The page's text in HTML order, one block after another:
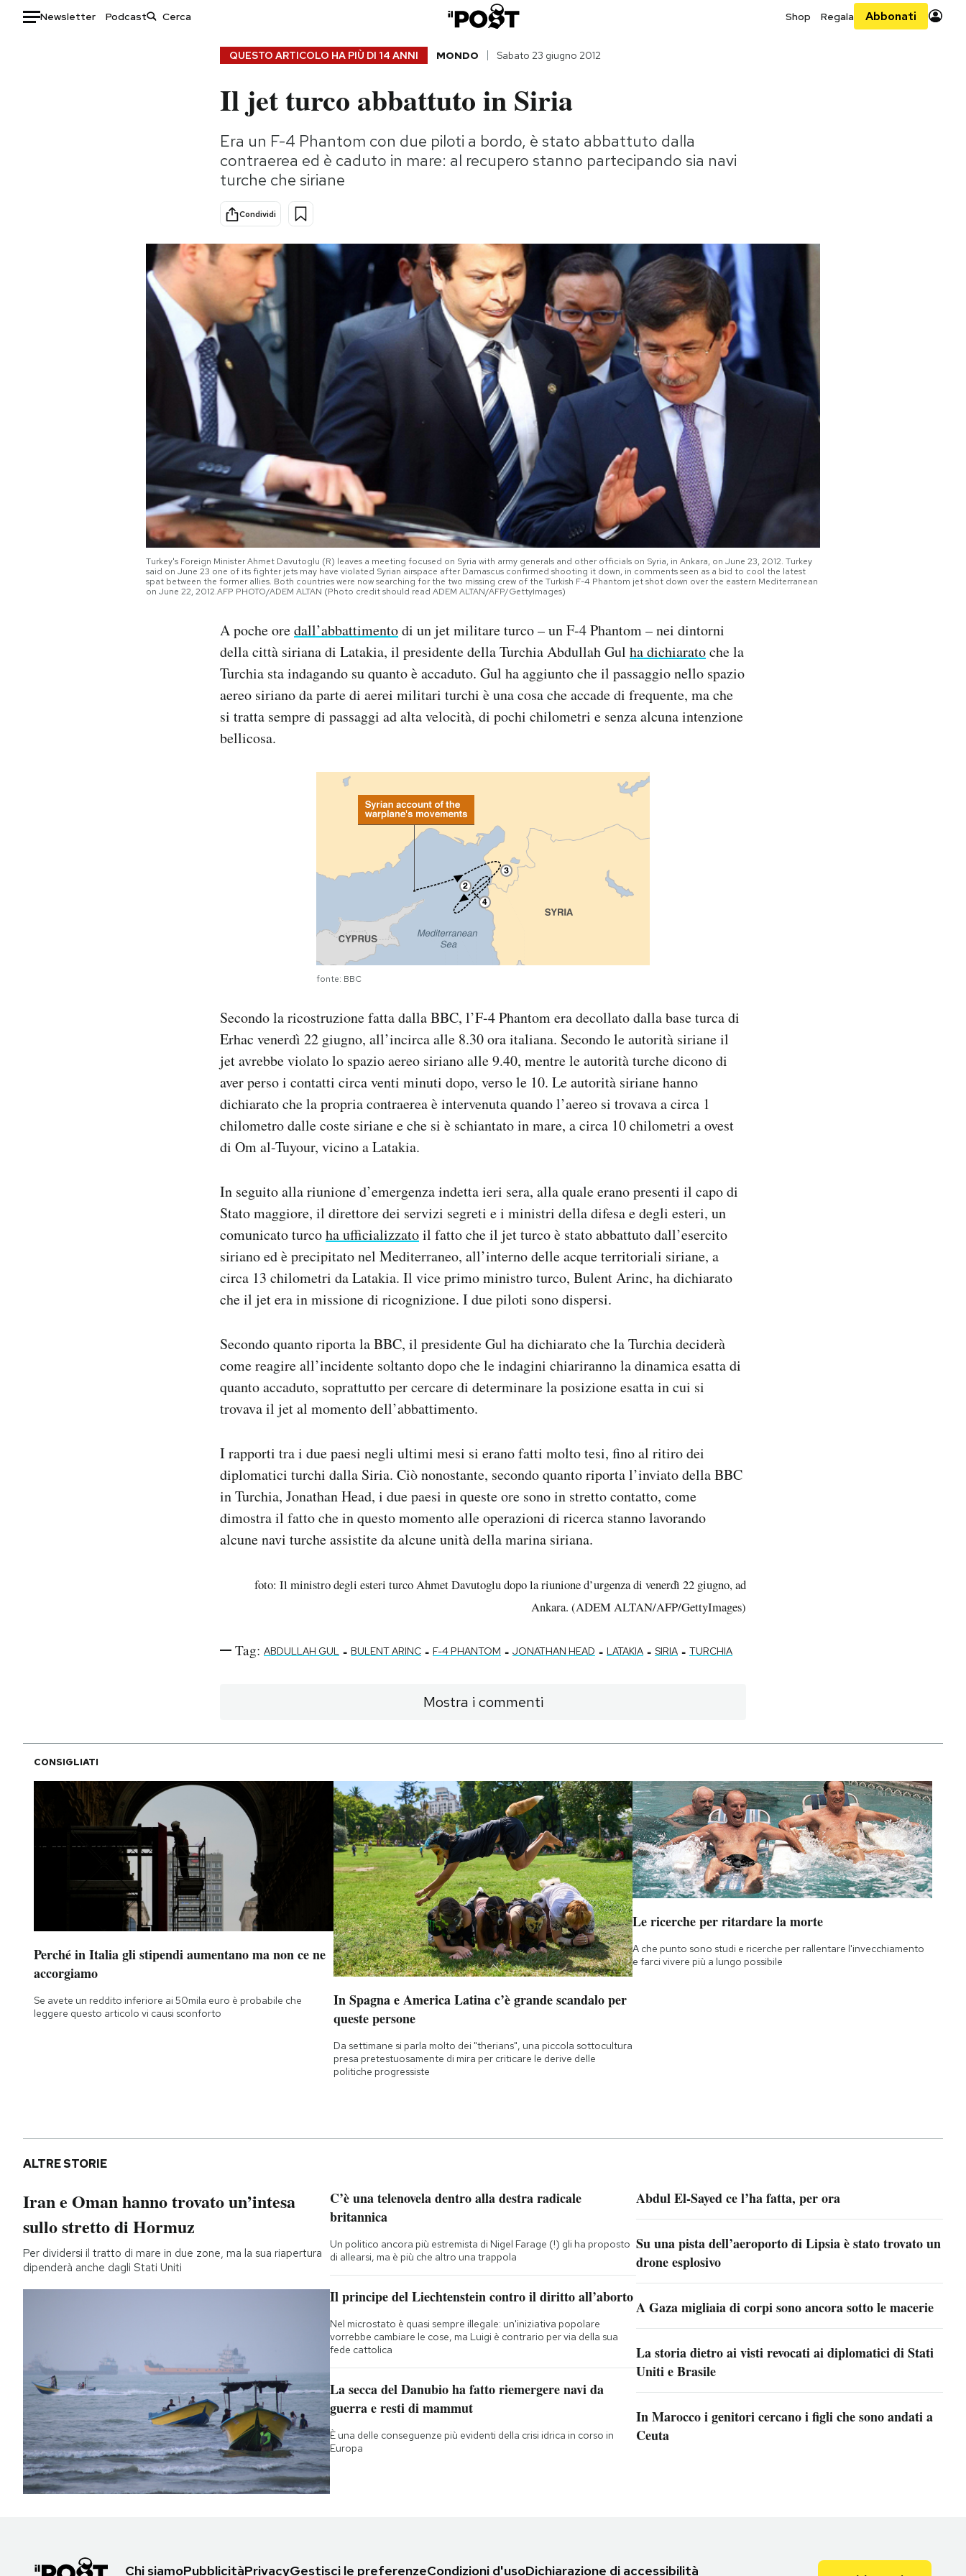
Newsletter Podcast Shop Regala Abbonati
Consumismi
Storie/Idee
Ok Boomer!
Europa
Altrecose
Mondiali calcio 2026
AREA PERSONALE
QUESTO ARTICOLO HA PIÙ DI 14 ANNI MONDO Sabato 23 giugno 2012
Il jet turco abbattuto in Siria
Era un F-4 Phantom con due piloti a bordo, è stato abbattuto dalla
contraerea ed è caduto in mare: al recupero stanno partecipando sia navi
turche che siriane
Condividi
Turkey's Foreign Minister Ahmet Davutoglu (R) leaves a meeting focused on Syria with army generals and other officials on Syria, in Ankara, on June 23, 2012. Turkey
said on June 23 one of its fighter jets may have violated Syrian airspace after Damascus confirmed shooting it down, in comments seen as a bid to cool the latest
spat between the former allies. Both countries were now searching for the two missing crew of the Turkish F-4 Phantom jet shot down over the eastern Mediterranean
on June 22, 2012.AFP PHOTO/ADEM ALTAN (Photo credit should read ADEM ALTAN/AFP/GettyImages)
A poche oredall’abbattimentodi un jet militare turco – un F-4 Phantom – nei dintorni
della città siriana di Latakia, il presidente della Turchia Abdullah Gul ha dichiaratoche la
Turchia sta indagando su quanto è accaduto. Gul ha aggiunto che il passaggio nello spazio
aereo siriano da parte di aerei militari turchi è una cosa che accade di frequente, ma che
si tratta sempre di passaggi ad alta velocità, di pochi chilometri e senza alcuna intenzione
bellicosa.
fonte: BBC
Secondo la ricostruzione fatta dalla BBC, l’F-4 Phantom era decollato dalla base turca di
Erhac venerdì 22 giugno, all’incirca alle 8.30 ora italiana. Secondo le autorità siriane il
jet avrebbe violato lo spazio aereo siriano alle 9.40, mentre le autorità turche dicono di
aver perso i contatti circa venti minuti dopo, verso le 10. Le autorità siriane hanno
dichiarato che la propria contraerea è intervenuta quando l’aereo si trovava a circa 1
chilometro dalle coste siriane e che si è schiantato in mare, a circa 10 chilometri a ovest
di Om al-Tuyour, vicino a Latakia.
In seguito alla riunione d’emergenza indetta ieri sera, alla quale erano presenti il capo di
Stato maggiore, il direttore dei servizi segreti e i ministri della difesa e degli esteri, un
comunicato turcoha ufficializzatoil fatto che il jet turco è stato abbattuto dall’esercito
siriano ed è precipitato nel Mediterraneo, all’interno delle acque territoriali siriane, a
circa 13 chilometri da Latakia. Il vice primo ministro turco, Bulent Arinc, ha dichiarato
che il jet era in missione di ricognizione. I due piloti sono dispersi.
Secondo quanto riporta la BBC, il presidente Gul ha dichiarato che la Turchia deciderà
come reagire all’incidente soltanto dopo che le indagini chiariranno la dinamica esatta di
quanto accaduto, soprattutto per cercare di determinare la posizione esatta in cui si
trovava il jet al momento dell’abbattimento.
I rapporti tra i due paesi negli ultimi mesi si erano fatti molto tesi, fino al ritiro dei
diplomatici turchi dalla Siria. Ciò nonostante, secondo quanto riporta l’inviato della BBC
in Turchia, Jonathan Head, i due paesi in queste ore sono in stretto contatto, come
dimostra il fatto che in questo momento alle operazioni di ricerca stanno lavorando
alcune navi turche assistite da alcune unità della marina siriana.
foto: Il ministro degli esteri turco Ahmet Davutoglu dopo la riunione d’urgenza di venerdì 22 giugno, ad
Ankara. (ADEM ALTAN/AFP/GettyImages)
Tag: ABDULLAH GUL - BULENT ARINC - F-4 PHANTOM - JONATHAN HEAD - LATAKIA - SIRIA - TURCHIA
Mostra i commenti
CONSIGLIATI
Perché in Italia gli stipendi aumentano ma non ce ne
accorgiamo
Se avete un reddito inferiore ai 50mila euro è probabile che
leggere questo articolo vi causi sconforto
In Spagna e America Latina c’è grande scandalo per
queste persone
Da settimane si parla molto dei "therians", una piccola sottocultura
presa pretestuosamente di mira per criticare le derive delle
politiche progressiste
Le ricerche per ritardare la morte
A che punto sono studi e ricerche per rallentare l'invecchiamento
e farci vivere più a lungo possibile
ALTRE STORIE
Iran e Oman hanno trovato un’intesa
sullo stretto di Hormuz
Per dividersi il tratto di mare in due zone, ma la sua riapertura
dipenderà anche dagli Stati Uniti
C’è una telenovela dentro alla destra radicale
britannica
Un politico ancora più estremista di Nigel Farage (!) gli ha proposto
di allearsi, ma è più che altro una trappola
Il principe del Liechtenstein contro il diritto all’aborto
Nel microstato è quasi sempre illegale: un'iniziativa popolare
vorrebbe cambiare le cose, ma Luigi è contrario per via della sua
fede cattolica
La secca del Danubio ha fatto riemergere navi da
guerra e resti di mammut
È una delle conseguenze più evidenti della crisi idrica in corso in
Europa
Abdul El-Sayed ce l’ha fatta, per ora
Su una pista dell’aeroporto di Lipsia è stato trovato un
drone esplosivo
A Gaza migliaia di corpi sono ancora sotto le macerie
La storia dietro ai visti revocati ai diplomatici di Stati
Uniti e Brasile
In Marocco i genitori cercano i figli che sono andati a
Ceuta
Chi siamoPubblicitàPrivacyGestisci le preferenzeCondizioni d'usoDichiarazione di accessibilità